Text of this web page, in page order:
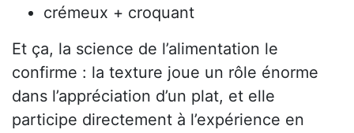
crémeux + croquant
Et ça, la science de l’alimentation le
confirme : la texture joue un rôle énorme
dans l’appréciation d’un plat, et elle
participe directement à l’expérience en